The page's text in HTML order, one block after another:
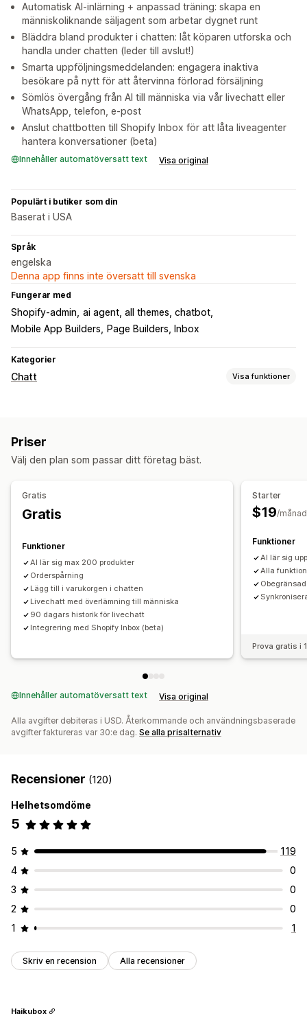
Automatisk AI-inlärning + anpassad träning: skapa en
människoliknande säljagent som arbetar dygnet runt
Bläddra bland produkter i chatten: låt köparen utforska och
handla under chatten (leder till avslut!)
Smarta uppföljningsmeddelanden: engagera inaktiva
besökare på nytt för att återvinna förlorad försäljning
Sömlös övergång från AI till människa via vår livechatt eller
WhatsApp, telefon, e-post
Anslut chattbotten till Shopify Inbox för att låta liveagenter
hantera konversationer (beta)
Innehåller automatöversatt text Visa original
Populärt i butiker som din
Baserat i USA
Språk
engelska
Denna app finns inte översatt till svenska
Fungerar med
Shopify-admin ai agent, all themes, chatbot
Mobile App Builders
Page Builders, Inbox
Kategorier
Chatt Visa funktioner
Översättning i realtid
Anpassning
Färg och teckensnitt Emojis och klistermärken
Chattfönster Välkomstmeddelanden
Chattknappar
Taggning Chattuppdrag Agent avatar
Priser
Välj den plan som passar ditt företag bäst.
Gratis
Gratis
Funktioner
AI lär sig max 200 produkter
Orderspårning
Lägg till i varukorgen i chatten
Livechatt med överlämning till människa
90 dagars historik för livechatt
Integrering med Shopify Inbox (beta)
Starter
$19/månad
Funktioner
AI lär sig
Alla
Prova gratis i
Innehåller automatöversatt text Visa original
Alla avgifter debiteras i USD. Återkommande och användningsbaserade
avgifter faktureras var 30:e dag. Se alla prisalternativ
Recensioner (120)
Helhetsomdöme
5
5
119
4
0
3
0
2
0
1
1
Skriv en recension Alla recensioner
Haikubox